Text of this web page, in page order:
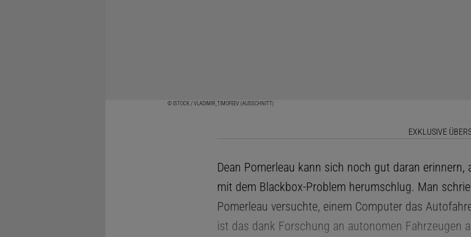
© ISTOCK / VLADIMIR_TIMOFEEV (AUSSCHNITT)
EXKLUSIVE
Dean Pomerleau kann sich noch gut daran
mit dem Blackbox-Problem herumschlug. Man
Pomerleau versuchte, einem Computer das
ist das dank Forschung an autonomen Fahrzeugen